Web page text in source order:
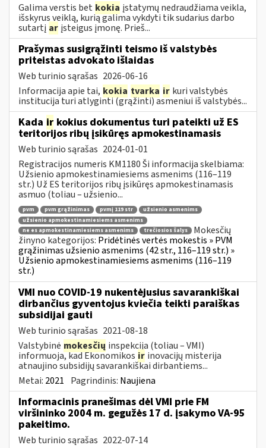
Galima verstis bet kokia įstatymų nedraudžiama veikla,
išskyrus veiklą, kurią galima vykdyti tik sudarius darbo
sutartį ar įsteigus įmonę. Prieš...
Prašymas susigrąžinti teismo iš valstybės
priteistas advokato išlaidas
Web turinio sąrašas 2026-06-16
Informacija apie tai, kokia tvarka ir kuri valstybės
institucija turi atlyginti (grąžinti) asmeniui iš valstybės...
Kada ir kokius dokumentus turi pateikti už ES
teritorijos ribų įsikūręs apmokestinamasis
Web turinio sąrašas 2024-01-01
Registracijos numeris KM1180 Ši informacija skelbiama:
Užsienio apmokestinamiesiems asmenims (116–119
str.) Už ES teritorijos ribų įsikūręs apmokestinamasis
asmuo (toliau – užsienio...
pvm pvm grąžinimas pvmį 119 str
užsienio asmenims
užsienio apmokestinamiesiems asmenims
ne es apmokestinamiesiems asmenims
trečiosios šalys
Mokesčių
žinyno kategorijos: Pridėtinės vertės mokestis » PVM
grąžinimas užsienio asmenims (42 str., 116–119 str.) »
Užsienio apmokestinamiesiems asmenims (116–119
str.)
VMI nuo COVID-19 nukentėjusius savarankiškai
dirbančius gyventojus kviečia teikti paraiškas
subsidijai gauti
Web turinio sąrašas 2021-08-18
Valstybinė mokesčių inspekcija (toliau – VMI)
informuoja, kad Ekonomikos ir inovacijų misterija
atnaujino subsidijų savarankiškai dirbantiems...
Metai: 2021 Pagrindinis: Naujiena
Informacinis pranešimas dėl VMI prie FM
viršininko 2004 m. gegužės 17 d. įsakymo VA-95
pakeitimo.
Web turinio sąrašas 2022-07-14